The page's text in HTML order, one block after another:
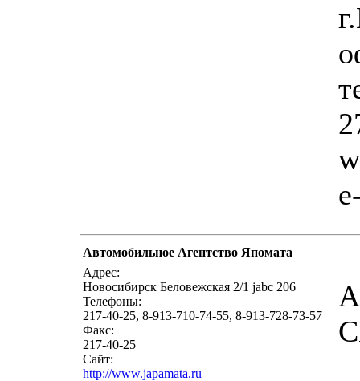
Автомобильное Агентство Япомата
Адрес:
Новосибирск Беловежская 2/1 jabc 206
Телефоны:
217-40-25, 8-913-710-74-55, 8-913-728-73-57
Факс:
217-40-25
Сайт:
http://www.japamata.ru